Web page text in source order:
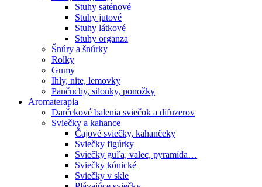
Stuhy saténové
Stuhy jutové
Stuhy látkové
Stuhy organza
Šnúry a šnúrky
Rolky
Gumy
Ihly, nite, lemovky
Pančuchy, silonky, ponožky
Aromaterapia
Darčekové balenia sviečok a difuzerov
Sviečky a kahance
Čajové sviečky, kahančeky
Sviečky figúrky
Sviečky guľa, valec, pyramída…
Sviečky kónické
Sviečky v skle